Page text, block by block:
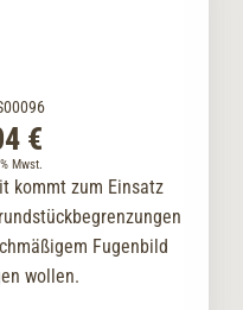
€
Mwst.
kommt zum Einsatz
Fugenbild
wollen.